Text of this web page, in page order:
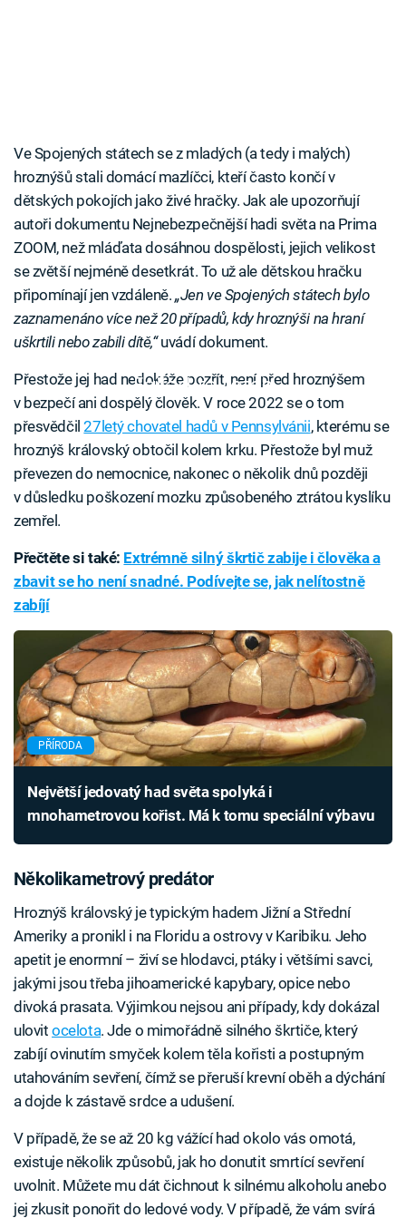
Ve Spojených státech se z mladých (a tedy i malých)
hroznýšů stali domácí mazlíčci, kteří často končí v
dětských pokojích jako živé hračky. Jak ale upozorňují
autoři dokumentu Nejnebezpečnější hadi světa na Prima
ZOOM, než mláďata dosáhnou dospělosti, jejich velikost
se zvětší nejméně desetkrát. To už ale dětskou hračku
připomínají jen vzdáleně.„Jen ve Spojených státech bylo
zaznamenáno více než 20 případů, kdy hroznýši na hraní
uškrtili nebo zabili dítě,“uvádí dokument.
Failed to fetch
Přestože jej had nedokáže pozřít, není před hroznýšem
v bezpečí ani dospělý člověk. V roce 2022 se o tom
přesvědčil27letý chovatel hadů v Pennsylvánii, kterému se
hroznýš královský obtočil kolem krku. Přestože byl muž
převezen do nemocnice, nakonec o několik dnů později
v důsledku poškození mozku způsobeného ztrátou kyslíku
zemřel.
Přečtěte si také: Extrémně silný škrtič zabije i člověka a
zbavit se ho není snadné. Podívejte se, jak nelítostně
zabíjí
PŘÍRODA
Největší jedovatý had světa spolyká i
mnohametrovou kořist. Má k tomu speciální výbavu
Několikametrový predátor
Hroznýš královský je typickým hadem Jižní a Střední
Ameriky a pronikl i na Floridu a ostrovy v Karibiku. Jeho
apetit je enormní – živí se hlodavci, ptáky i většími savci,
jakými jsou třeba jihoamerické kapybary, opice nebo
divoká prasata. Výjimkou nejsou ani případy, kdy dokázal
ulovitocelota. Jde o mimořádně silného škrtiče, který
zabíjí ovinutím smyček kolem těla kořisti a postupným
utahováním sevření, čímž se přeruší krevní oběh a dýchání
a dojde k zástavě srdce a udušení.
V případě, že se až 20 kg vážící had okolo vás omotá,
existuje několik způsobů, jak ho donutit smrtící sevření
uvolnit. Můžete mu dát čichnout k silnému alkoholu anebo
jej zkusit ponořit do ledové vody. V případě, že vám svírá